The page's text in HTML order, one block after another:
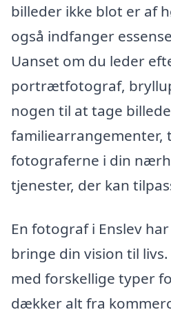
billeder ikke blot er af
også indfanger
Uanset om du leder
portrætfotograf,
nogen til at tage
familiearrangementer,
fotograferne i din
tjenester, der kan
En fotograf i Enslev
bringe din vision til
med forskellige typer
dækker alt fra